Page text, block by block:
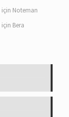
için Noteman
için Bera